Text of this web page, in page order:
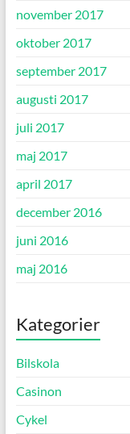
november 2017
oktober 2017
september 2017
augusti 2017
juli 2017
maj 2017
april 2017
december 2016
juni 2016
maj 2016
Kategorier
Bilskola
Casinon
Cykel